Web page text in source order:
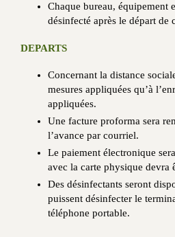
Chaque bureau, équipement
désinfecté après le départ de
DEPARTS
Concernant la distance
mesures appliquées qu’à
appliquées.
Une facture proforma sera
l’avance par courriel.
Le paiement électronique
avec la carte physique devra
Des désinfectants seront
puissent désinfecter le
téléphone portable.